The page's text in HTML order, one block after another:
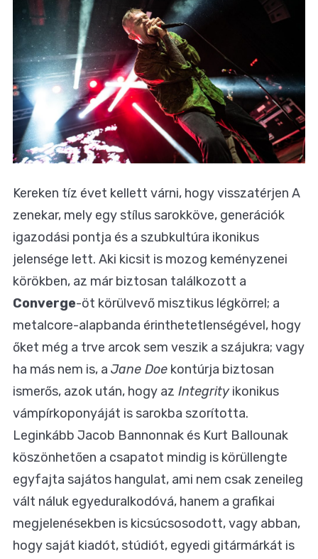
Kereken tíz évet kellett várni, hogy visszatérjen A
zenekar, mely egy stílus sarokköve, generációk
igazodási pontja és a szubkultúra ikonikus
jelensége lett. Aki kicsit is mozog keményzenei
körökben, az már biztosan találkozott a
Converge-öt körülvevő misztikus légkörrel; a
metalcore-alapbanda érinthetetlenségével, hogy
őket még a trve arcok sem veszik a szájukra; vagy
ha más nem is, a Jane Doe kontúrja biztosan
ismerős, azok után, hogy az Integrityikonikus
vámpírkoponyáját is sarokba szorította.
Leginkább Jacob Bannonnak és Kurt Ballounak
köszönhetően a csapatot mindig is körüllengte
egyfajta sajátos hangulat, ami nem csak zeneileg
vált náluk egyeduralkodóvá, hanem a grafikai
megjelenésekben is kicsúcsosodott, vagy abban,
hogy saját kiadót, stúdiót, egyedi gitármárkát is